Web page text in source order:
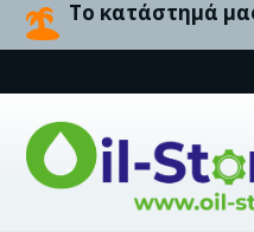
Το κατάστημά